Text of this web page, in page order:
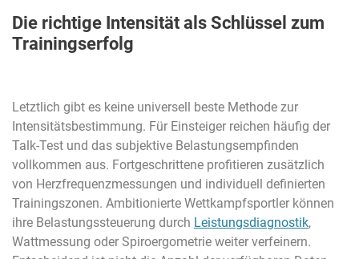
Die richtige Intensität als Schlüssel zum
Trainingserfolg
Letztlich gibt es keine universell beste Methode zur
Intensitätsbestimmung. Für Einsteiger reichen häufig der
Talk-Test und das subjektive Belastungsempfinden
vollkommen aus. Fortgeschrittene profitieren zusätzlich
von Herzfrequenzmessungen und individuell definierten
Trainingszonen. Ambitionierte Wettkampfsportler können
ihre Belastungssteuerung durch Leistungsdiagnostik,
Wattmessung oder Spiroergometrie weiter verfeinern.